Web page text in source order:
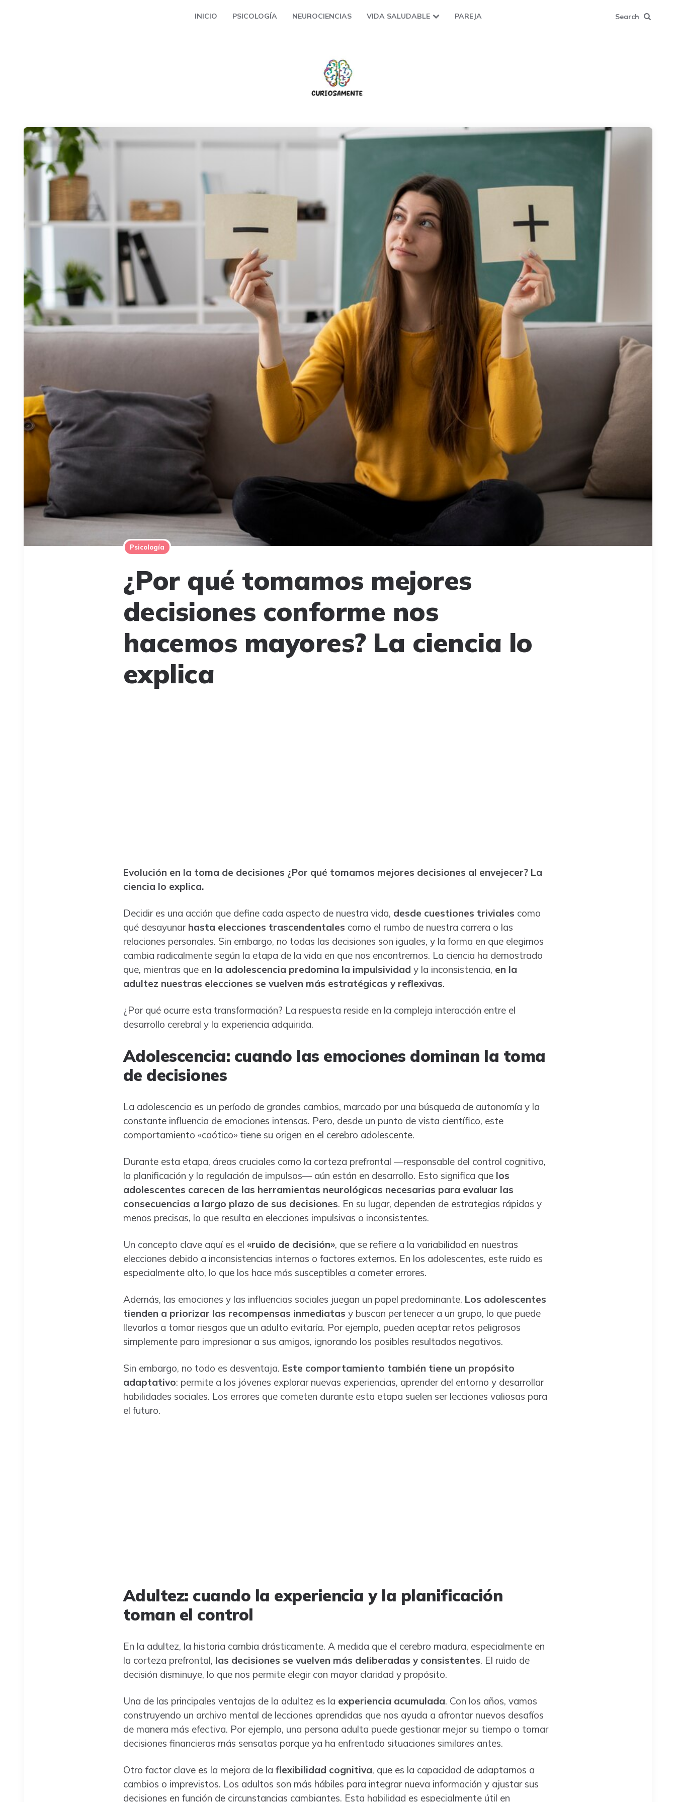
INICIO PSICOLOGÍA NEUROCIENCIAS VIDA SALUDABLE PAREJA Search
Psicología
¿Por qué tomamos mejores
decisiones conforme nos
hacemos mayores? La ciencia lo
explica
Evolución en la toma de decisiones ¿Por qué tomamos mejores decisiones al envejecer? La
ciencia lo explica.
Decidir es una acción que define cada aspecto de nuestra vida, desde cuestiones triviales como
qué desayunar hasta elecciones trascendentales como el rumbo de nuestra carrera o las
relaciones personales. Sin embargo, no todas las decisiones son iguales, y la forma en que elegimos
cambia radicalmente según la etapa de la vida en que nos encontremos. La ciencia ha demostrado
que, mientras que en la adolescencia predomina la impulsividad y la inconsistencia, en la
adultez nuestras elecciones se vuelven más estratégicas y reflexivas.
¿Por qué ocurre esta transformación? La respuesta reside en la compleja interacción entre el
desarrollo cerebral y la experiencia adquirida.
Adolescencia: cuando las emociones dominan la toma
de decisiones
La adolescencia es un período de grandes cambios, marcado por una búsqueda de autonomía y la
constante influencia de emociones intensas. Pero, desde un punto de vista científico, este
comportamiento «caótico» tiene su origen en el cerebro adolescente.
Durante esta etapa, áreas cruciales como la corteza prefrontal —responsable del control cognitivo,
la planificación y la regulación de impulsos— aún están en desarrollo. Esto significa que los
adolescentes carecen de las herramientas neurológicas necesarias para evaluar las
consecuencias a largo plazo de sus decisiones. En su lugar, dependen de estrategias rápidas y
menos precisas, lo que resulta en elecciones impulsivas o inconsistentes.
Un concepto clave aquí es el «ruido de decisión», que se refiere a la variabilidad en nuestras
elecciones debido a inconsistencias internas o factores externos. En los adolescentes, este ruido es
especialmente alto, lo que los hace más susceptibles a cometer errores.
Además, las emociones y las influencias sociales juegan un papel predominante. Los adolescentes
tienden a priorizar las recompensas inmediatas y buscan pertenecer a un grupo, lo que puede
llevarlos a tomar riesgos que un adulto evitaría. Por ejemplo, pueden aceptar retos peligrosos
simplemente para impresionar a sus amigos, ignorando los posibles resultados negativos.
Sin embargo, no todo es desventaja. Este comportamiento también tiene un propósito
adaptativo: permite a los jóvenes explorar nuevas experiencias, aprender del entorno y desarrollar
habilidades sociales. Los errores que cometen durante esta etapa suelen ser lecciones valiosas para
el futuro.
Adultez: cuando la experiencia y la planificación
toman el control
En la adultez, la historia cambia drásticamente. A medida que el cerebro madura, especialmente en
la corteza prefrontal, las decisiones se vuelven más deliberadas y consistentes. El ruido de
decisión disminuye, lo que nos permite elegir con mayor claridad y propósito.
Una de las principales ventajas de la adultez es la experiencia acumulada. Con los años, vamos
construyendo un archivo mental de lecciones aprendidas que nos ayuda a afrontar nuevos desafíos
de manera más efectiva. Por ejemplo, una persona adulta puede gestionar mejor su tiempo o tomar
decisiones financieras más sensatas porque ya ha enfrentado situaciones similares antes.
Otro factor clave es la mejora de la flexibilidad cognitiva, que es la capacidad de adaptarnos a
cambios o imprevistos. Los adultos son más hábiles para integrar nueva información y ajustar sus
decisiones en función de circunstancias cambiantes. Esta habilidad es especialmente útil en